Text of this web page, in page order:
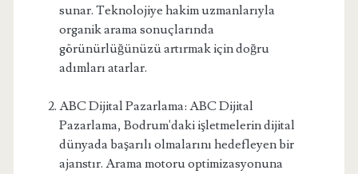
sunar. Teknolojiye hakim uzmanlarıyla
organik arama sonuçlarında
görünürlüğünüzü artırmak için doğru
adımları atarlar.
ABC Dijital Pazarlama: ABC Dijital
Pazarlama, Bodrum'daki işletmelerin dijital
dünyada başarılı olmalarını hedefleyen bir
ajanstır. Arama motoru optimizasyonuna